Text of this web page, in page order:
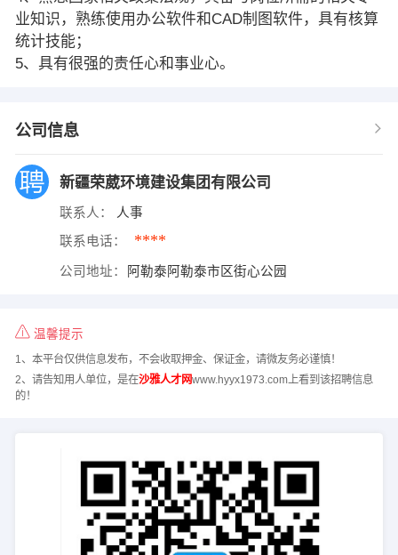
业知识，熟练使用办公软件和CAD制图软件，具有核算
统计技能；
5、具有很强的责任心和事业心。
公司信息
新疆荣葳环境建设集团有限公司
联系人： 人事
联系电话： ****
公司地址： 阿勒泰阿勒泰市区街心公园
温馨提示
1、本平台仅供信息发布，不会收取押金、保证金，请微友务必谨慎！
2、请告知用人单位，是在沙雅人才网www.hyyx1973.com上看到该招聘信息
的！